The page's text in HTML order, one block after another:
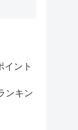
イント
ンキン